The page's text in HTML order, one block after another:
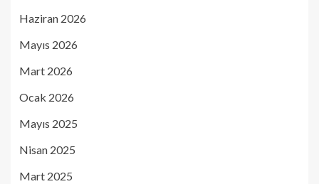
Haziran 2026
Mayıs 2026
Mart 2026
Ocak 2026
Mayıs 2025
Nisan 2025
Mart 2025